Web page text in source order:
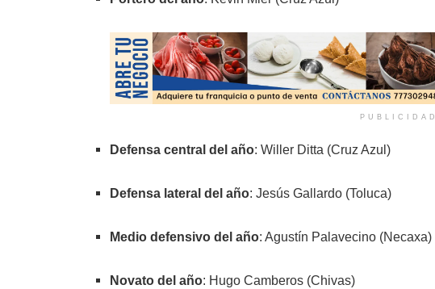
PUBLICIDAD
Defensa central del año: Willer Ditta (Cruz Azul)
Defensa lateral del año: Jesús Gallardo (Toluca)
Medio defensivo del año: Agustín Palavecino (Necaxa)
Novato del año: Hugo Camberos (Chivas)